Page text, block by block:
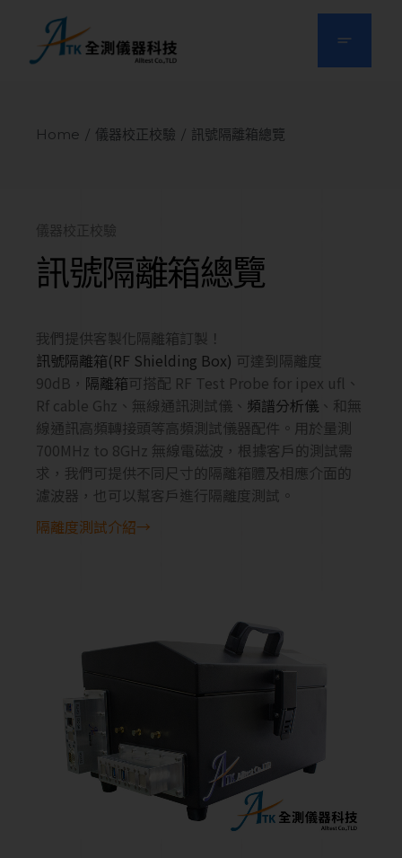
Home 儀器校正校驗 訊號隔離箱總覽
儀器校正校驗
訊號隔離箱總覽
我們提供客製化隔離箱訂製！
訊號隔離箱(RF Shielding Box) 可達到隔離度
90dB， 隔離箱可搭配 RF Test Probe for ipex ufl 、
Rf cable Ghz、 無線通訊測試儀 、 頻譜分析儀 、 和無
線通訊高頻轉接頭等高頻測試儀器配件。用於量測
700MHz to 8GHz 無線電磁波，根據客戶的測試需
求，我們可提供不同尺寸的隔離箱體及相應介面的
濾波器，也可以幫客戶進行隔離度測試。
隔離度測試介紹→